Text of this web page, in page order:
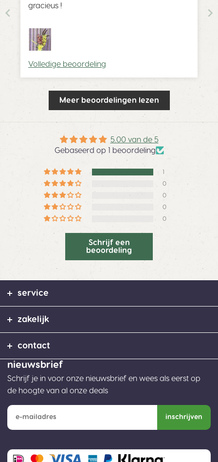
gracieus !
Volledige beoordeling
Meer beoordelingen lezen
5.00 van de 5
Gebaseerd op 1 beoordeling
1
0
0
0
0
Schrijf een
beoordeling
nieuwsbrief
Schrijf je in voor onze nieuwsbrief en wees als eerst op
de hoogte van al onze deals
inschrijven
service
zakelijk
contact